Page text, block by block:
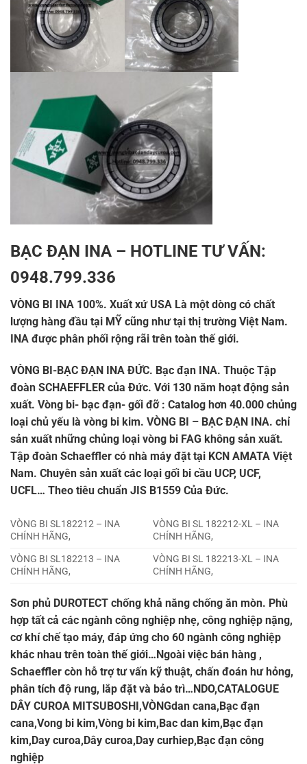
BẠC ĐẠN INA – HOTLINE TƯ VẤN:
0948.799.336
VÒNG BI INA 100%. Xuất xứ USA Là một dòng có chất
lượng hàng đầu tại MỸ cũng như tại thị trường Việt Nam.
INA được phân phối rộng rãi trên toàn thế giới.
VÒNG BI-BẠC ĐẠN INA ĐỨC. Bạc đạn INA. Thuộc Tập
đoàn SCHAEFFLER của Đức. Với 130 năm hoạt động sản
xuất. Vòng bi- bạc đạn- gối đỡ : Catalog hơn 40.000 chủng
loại chủ yếu là vòng bi kim. VÒNG BI – BẠC ĐẠN INA. chỉ
sản xuất những chủng loại vòng bi FAG không sản xuất.
Tập đoàn Schaeffler có nhà máy đặt tại KCN AMATA Việt
Nam. Chuyên sản xuất các loại gối bi cầu UCP, UCF,
UCFL… Theo tiêu chuẩn JIS B1559 Của Đức.
VÒNG BI SL182212 – INA
CHÍNH HÃNG,
VÒNG BI SL 182212-XL – INA
CHÍNH HÃNG,
VÒNG BI SL182213 – INA
CHÍNH HÃNG,
VÒNG BI SL 182213-XL – INA
CHÍNH HÃNG,
Sơn phủ DUROTECT chống khả năng chống ăn mòn. Phù
hợp tất cả các ngành công nghiệp nhẹ, công nghiệp nặng,
cơ khí chế tạo máy, đáp ứng cho 60 ngành công nghiệp
khác nhau trên toàn thế giới…Ngoài việc bán hàng ,
Schaeffler còn hỗ trợ tư vấn kỹ thuật, chấn đoán hư hỏng,
phân tích độ rung, lắp đặt và bảo trì…NDO,CATALOGUE
DÂY CUROA MITSUBOSHI,VÒNGdan cana,Bạc đạn
cana,Vong bi kim,Vòng bi kim,Bac dan kim,Bạc đạn
kim,Day curoa,Dây curoa,Day curhiep,Bạc đạn công
nghiệp